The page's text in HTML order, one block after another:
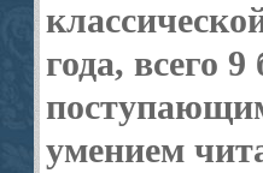
года, всего
умением